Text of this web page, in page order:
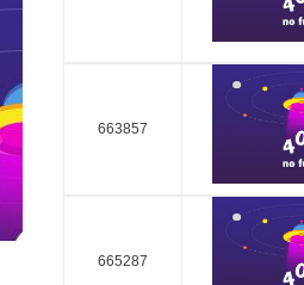
663857
665287